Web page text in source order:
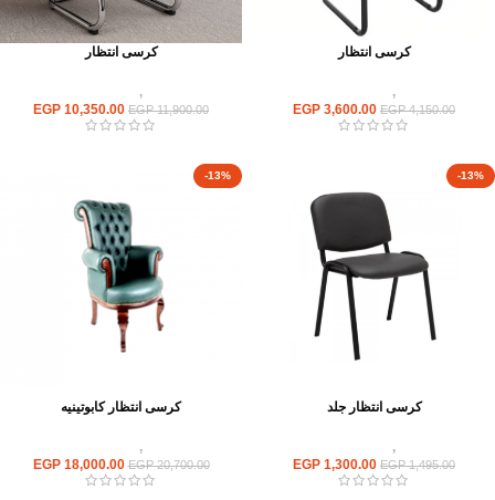
كرسى انتظار
,
EGP4,150.00
EGP 3,600.00
كرسى انتظار
,
EGP11,900.00
EGP 10,350.00
-13%
كرسى انتظار جلد
,
EGP1,495.00
EGP 1,300.00
-13%
كرسى انتظار كابوتينيه
,
EGP20,700.00
EGP18,000.00